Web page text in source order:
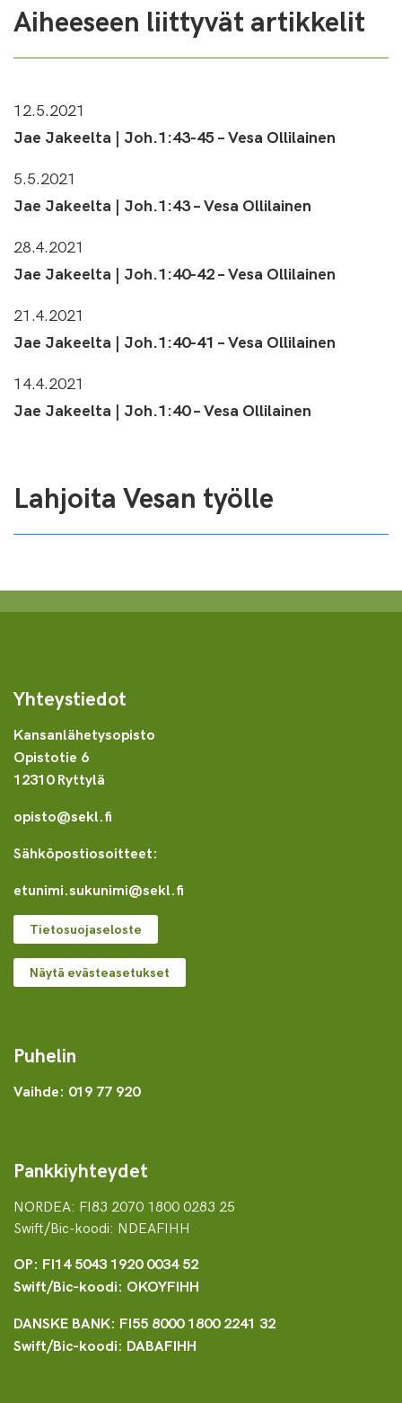
Aiheeseen liittyvät artikkelit
12.5.2021
Jae Jakeelta | Joh.1:43-45 – Vesa Ollilainen
5.5.2021
Jae Jakeelta | Joh.1:43 – Vesa Ollilainen
28.4.2021
Jae Jakeelta | Joh.1:40-42 – Vesa Ollilainen
21.4.2021
Jae Jakeelta | Joh.1:40-41 – Vesa Ollilainen
14.4.2021
Jae Jakeelta | Joh.1:40 – Vesa Ollilainen
Lahjoita Vesan työlle
Yhteystiedot
Kansanlähetysopisto
Opistotie 6
12310 Ryttylä
opisto@sekl.fi
Sähköpostiosoitteet:
etunimi.sukunimi@sekl.fi
Tietosuojaseloste
Näytä evästeasetukset
Puhelin
Vaihde: 019 77 920
Pankkiyhteydet
NORDEA: FI83 2070 1800 0283 25
Swift/Bic-koodi: NDEAFIHH
OP: FI14 5043 1920 0034 52
Swift/Bic-koodi: OKOYFIHH
DANSKE BANK: FI55 8000 1800 2241 32
Swift/Bic-koodi: DABAFIHH